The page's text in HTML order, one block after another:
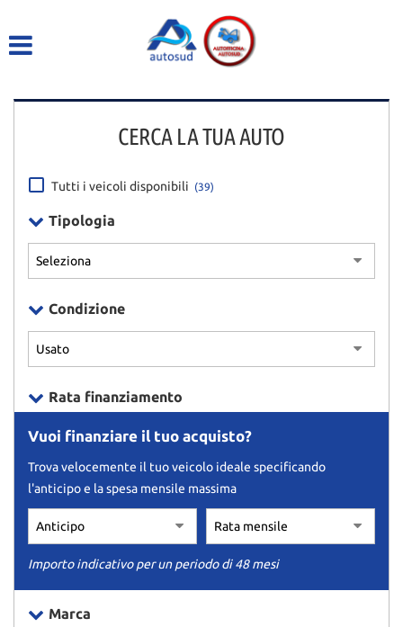
ASSISTENZA
CERCA LA TUA AUTO
Tutti i veicoli disponibili (39)
Tipologia
Condizione
Rata finanziamento
Vuoi finanziare il tuo acquisto?
Trova velocemente il tuo veicolo ideale specificando
l'anticipo e la spesa mensile massima
Importo indicativo per un periodo di 48 mesi
Marca